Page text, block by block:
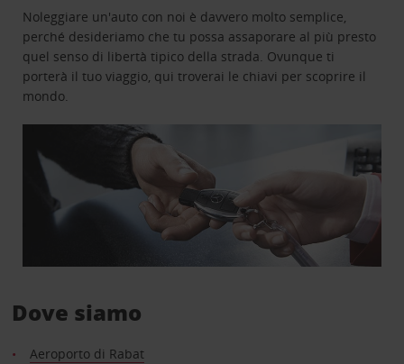
Noleggiare un'auto con noi è davvero molto semplice,
perché desideriamo che tu possa assaporare al più presto
quel senso di libertà tipico della strada. Ovunque ti
porterà il tuo viaggio, qui troverai le chiavi per scoprire il
mondo.
Dove siamo
Aeroporto di Rabat